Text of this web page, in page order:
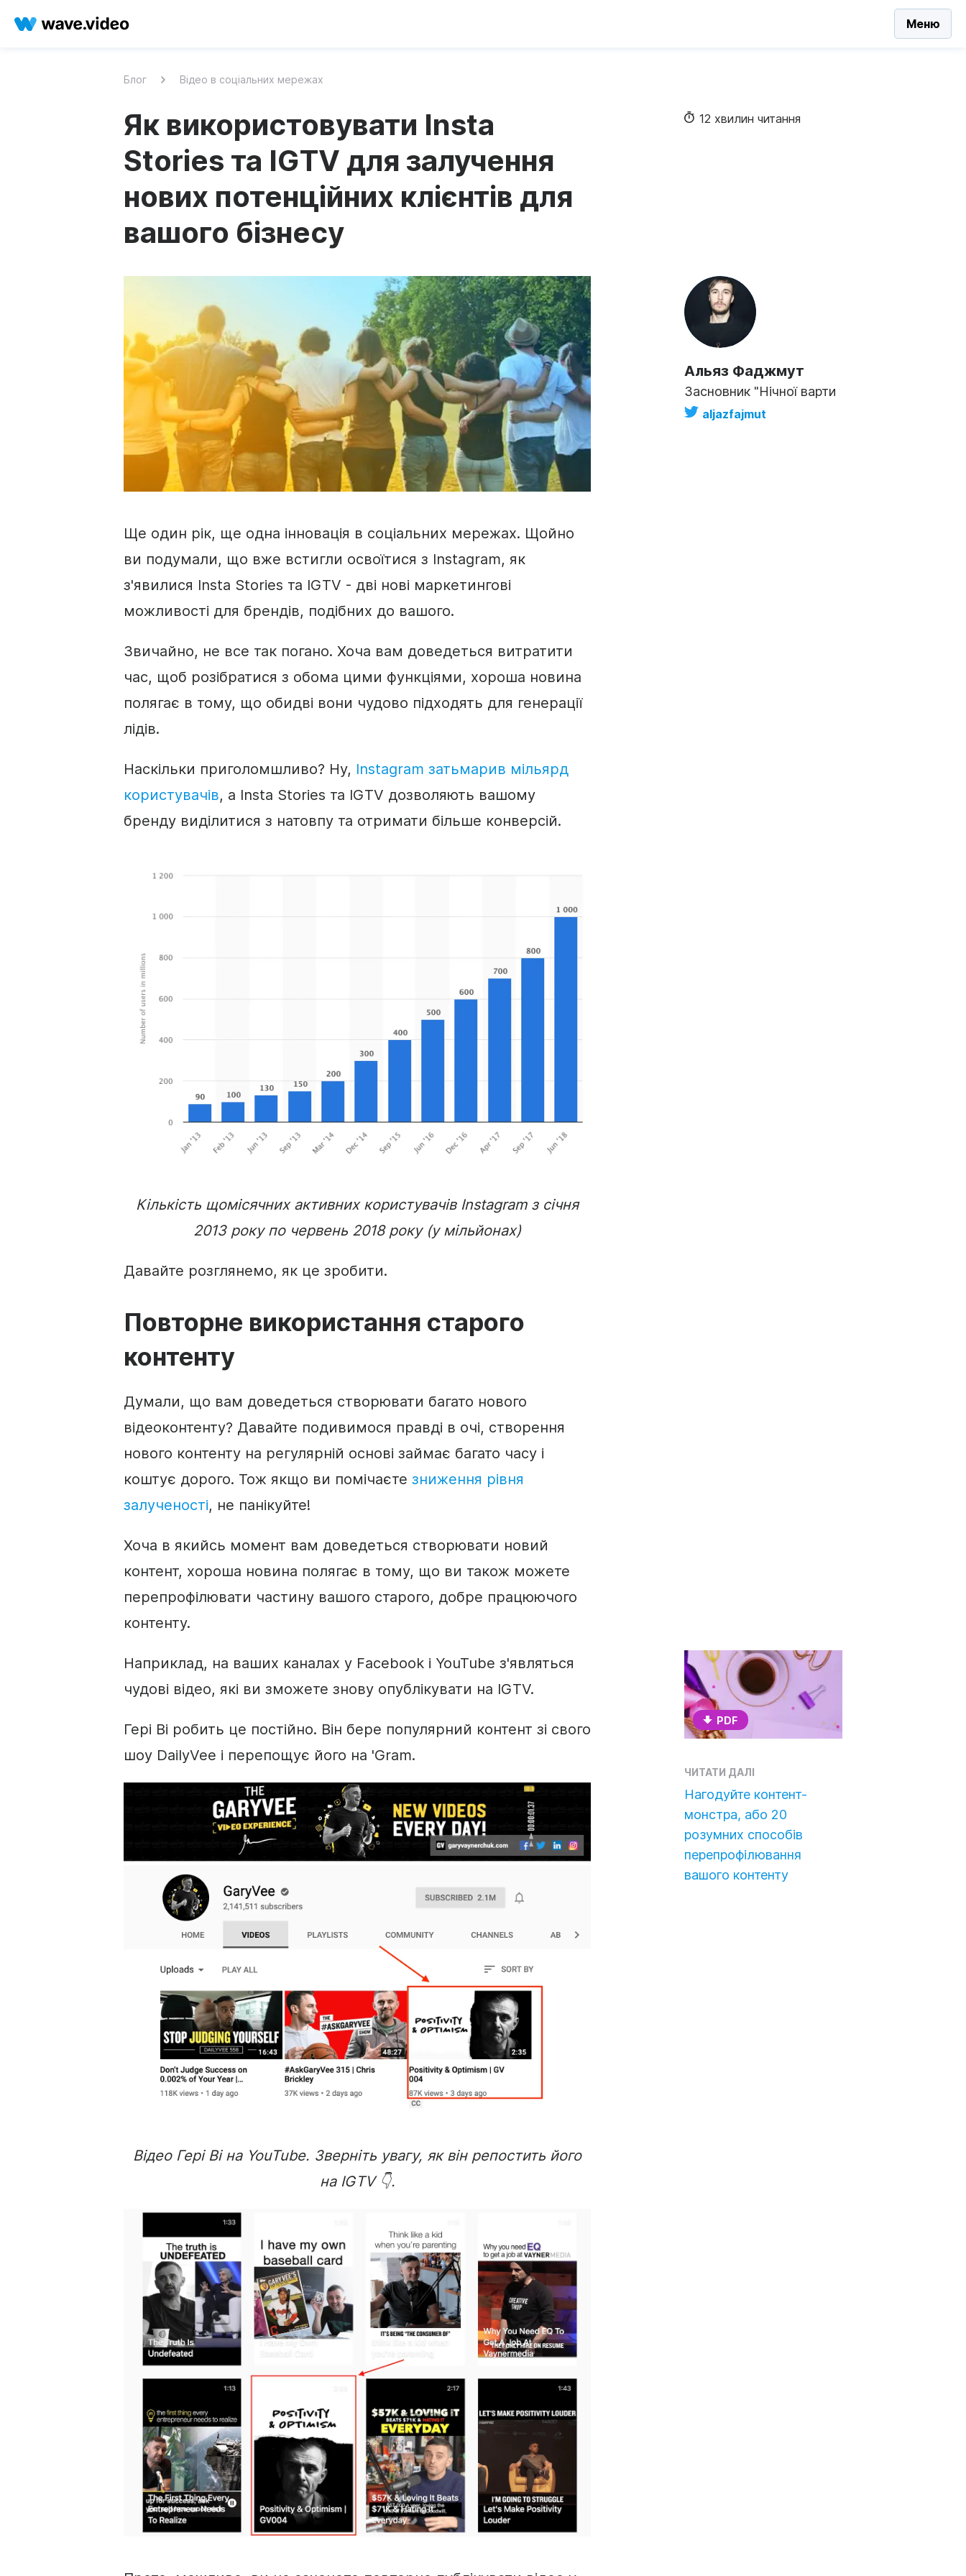
Меню
Блог Відео в соціальних мережах
Як використовувати Insta
Stories та IGTV для залучення
нових потенційних клієнтів для
вашого бізнесу
12 хвилин читання
Альяз Фаджмут
Засновник "Нічної варти
aljazfajmut
Ще один рік, ще одна інновація в соціальних мережах. Щойно
ви подумали, що вже встигли освоїтися з Instagram, як
з'явилися Insta Stories та IGTV - дві нові маркетингові
можливості для брендів, подібних до вашого.
Звичайно, не все так погано. Хоча вам доведеться витратити
час, щоб розібратися з обома цими функціями, хороша новина
полягає в тому, що обидві вони чудово підходять для генерації
лідів.
Наскільки приголомшливо? Ну, Instagram затьмарив мільярд
користувачів, а Insta Stories та IGTV дозволяють вашому
бренду виділитися з натовпу та отримати більше конверсій.
Кількість щомісячних активних користувачів Instagram з січня
2013 року по червень 2018 року (у мільйонах)
Давайте розглянемо, як це зробити.
Повторне використання старого
контенту
Думали, що вам доведеться створювати багато нового
відеоконтенту? Давайте подивимося правді в очі, створення
нового контенту на регулярній основі займає багато часу і
коштує дорого. Тож якщо ви помічаєте зниження рівня
залученості, не панікуйте!
Хоча в якийсь момент вам доведеться створювати новий
контент, хороша новина полягає в тому, що ви також можете
перепрофілювати частину вашого старого, добре працюючого
контенту.
PDF
ЧИТАТИ ДАЛІ
Нагодуйте контент-
монстра, або 20
розумних способів
перепрофілювання
вашого контенту
Наприклад, на ваших каналах у Facebook і YouTube з'являться
чудові відео, які ви зможете знову опублікувати на IGTV.
Гері Ві робить це постійно. Він бере популярний контент зі свого
шоу DailyVee і перепощує його на 'Gram.
Відео Гері Ві на YouTube. Зверніть увагу, як він репостить його
на IGTV 👇.